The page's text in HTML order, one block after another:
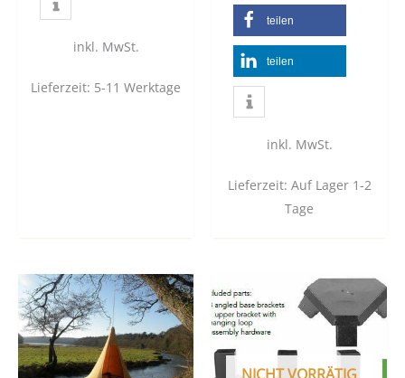
inkl. MwSt.
Lieferzeit: 5-11 Werktage
teilen
teilen
inkl. MwSt.
Lieferzeit: Auf Lager 1-2
Tage
Dieses
Produkt
weist
mehrere
NICHT VORRÄTIG